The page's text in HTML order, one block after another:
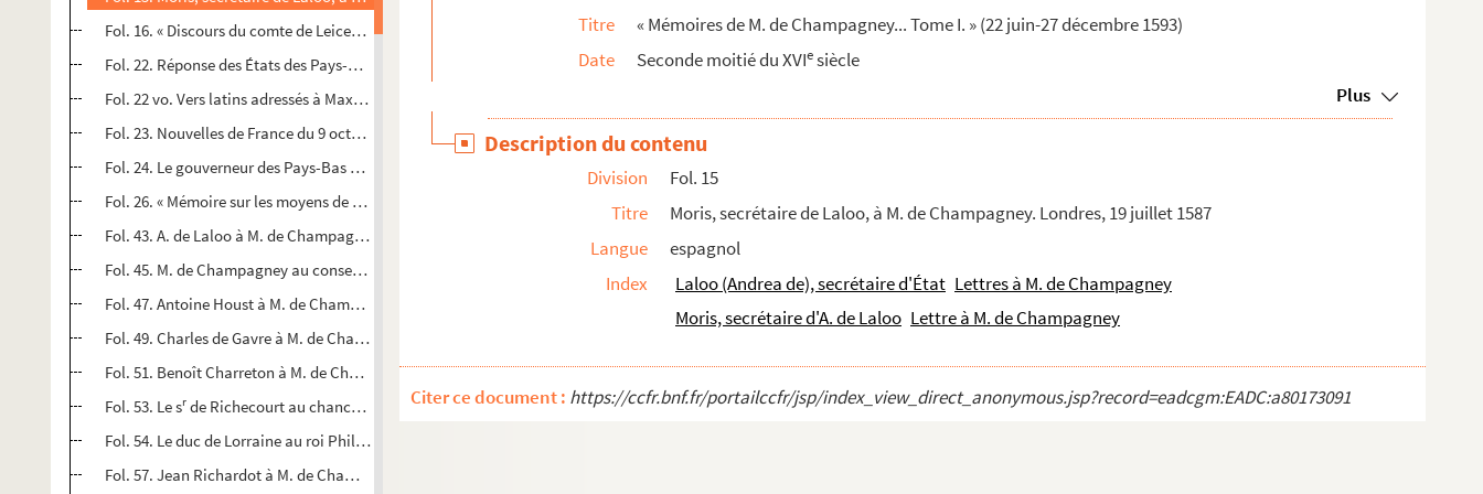
Fol. 16. « Discours du comte de Leicester aux États des Pays-Bas. 1587 »
Fol. 22. Réponse des États des Pays-Bas. La Haye, 18 septembre 1587
Fol. 22 vo. Vers latins adressés à Maximilien, archiduc d'Autriche, élu roi de Pologne
Fol. 23. Nouvelles de France du 9 octobre 1587
Fol. 24. Le gouverneur des Pays-Bas au magistrat de Besançon. Bruxelles, 31 décembre 1588
Fol. 26. « Mémoire sur les moyens de faire la paix avec les États d'Hollandes et les autres provinces », par ...
Fol. 43. A. de Laloo à M. de Champagney. Madrid, 24 mai 1591
Fol. 45. M. de Champagney au conseiller Antoine Houst. Besançon, 21 mars 1594
Fol. 47. Antoine Houst à M. de Champagney. Anvers, 6 octobre 1592
Fol. 49. Charles de Gavre à M. de Champagney. Ath, 6 octobre 1592
Fol. 51. Benoît Charreton à M. de Champagney. Nancy, 3 novembre 1592
Fol. 53. Le sr de Richecourt au chancelier Damant
Fol. 54. Le duc de Lorraine au roi Philippe II. Nancy, 3 novembre 1592
Fol. 57. Jean Richardot à M. de Champagney. Bruxelles, 12 novembre 1592
Titre
« Mémoires de M. de Champagney... Tome I. » (22 juin-27 décembre 1593)
Date
Seconde moitié du XVIesiècle
Plus
Description du contenu
Division
Fol. 15
Titre
Moris, secrétaire de Laloo, à M. de Champagney. Londres, 19 juillet 1587
Langue
espagnol
Index
Laloo (Andrea de), secrétaire d'État Lettres à M. de Champagney
Moris, secrétaire d'A. de Laloo Lettre à M. de Champagney
Citer ce document : https://ccfr.bnf.fr/portailccfr/jsp/index_view_direct_anonymous.jsp?record=eadcgm:EADC:a80173091